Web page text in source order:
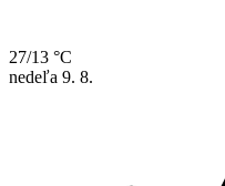
27/13 °C
nedeľa 9. 8.